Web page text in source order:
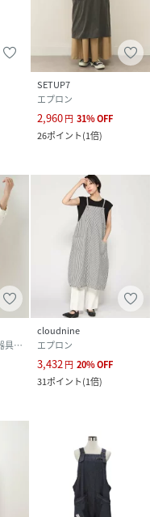
SETUP7
エプロン
2,960円 31%OFF
26ポイント(1倍)
その他の食器・調理器具・キッチン用品
cloudnine
エプロン
3,432円 20%OFF
31ポイント(1倍)